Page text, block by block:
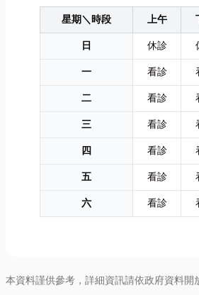
星期＼時段 上午
日
休診
一
看診
二
看診
三
看診
四
看診
五
看診
六
看診
本資料謹供參考，詳細資訊請依政府資料開